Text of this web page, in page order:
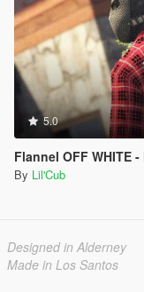
5.0
Flannel OFF WHITE
By Lil'Cub
Designed in Alderney
Made in Los Santos